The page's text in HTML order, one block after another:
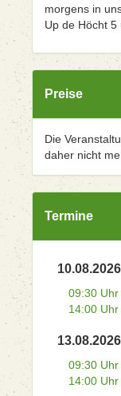
morgens in
Up de Höcht
Preise
Die
daher nicht
Termine
10.08.2026
09:30 Uhr
14:00 Uhr
13.08.2026
09:30 Uhr
14:00 Uhr